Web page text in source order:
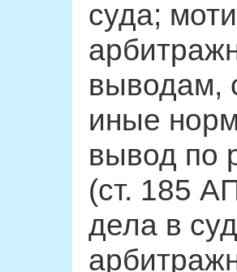
суда;
выводам,
иные
вывод по
(ст. 185
дела в